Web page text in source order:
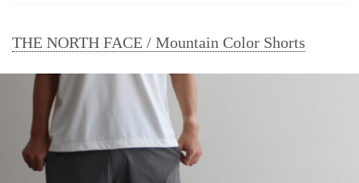
THE NORTH FACE / Mountain Color Shorts